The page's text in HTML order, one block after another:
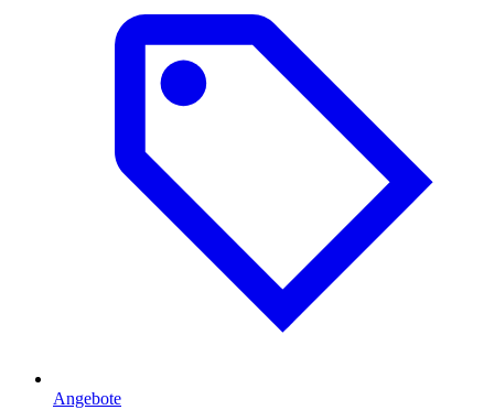
Angebote